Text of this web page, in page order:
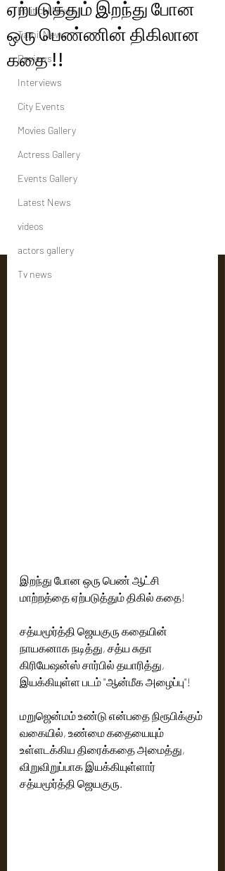
Political News
Tamil News
Reviews
Interviews
City Events
Movies Gallery
Actress Gallery
Events Gallery
Latest News
videos
actors gallery
Tv news
ஏற்படுத்தும் இறந்து போன
ஒரு பெண்ணின் திகிலான
கதை !!
இறந்து போன ஒரு பெண் ஆட்சி
மாற்றத்தை ஏற்படுத்தும் திகில் கதை!
சத்யமூர்த்தி ஜெயகுரு கதையின்
நாயகனாக நடித்து, சத்ய சுதா
கிரியேஷன்ஸ் சார்பில் தயாரித்து,
இயக்கியுள்ள படம் "ஆன்மீக அழைப்பு"!
மறுஜென்மம் உண்டு என்பதை நிரூபிக்கும்
வகையில், உண்மை கதையையும்
உள்ளடக்கிய திரைக்கதை அமைத்து,
விறுவிறுப்பாக இயக்கியுள்ளார்
சத்யமூர்த்தி ஜெயகுரு.